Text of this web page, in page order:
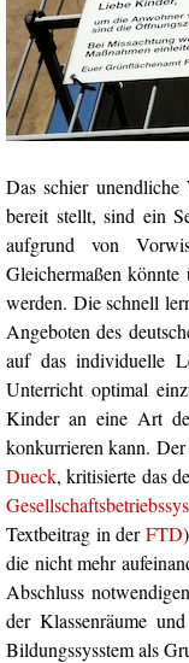
Das schier
bereit stellt, sind ein
aufgrund von
Gleichermaßen könnte
werden. Die schnell
Angeboten des
auf das individuelle
Unterricht optimal
Kinder an eine Art
konkurrieren kann.
Dueck, kritisierte das
Textbeitrag in derFTD
die nicht mehr
Abschluss
der Klassenräume
Bildungssysstem als